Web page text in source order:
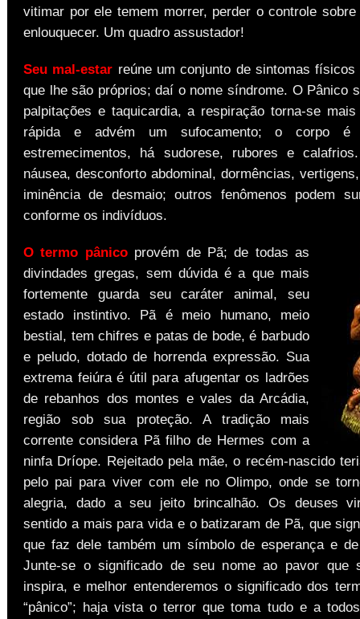
vitimar por ele temem morrer, perder o controle
enlouquecer. Um quadro assustador!
Seu mal-estar reúne um conjunto de sintomas físicos
que lhe são próprios; daí o nome síndrome. O Pânico
palpitações e taquicardia, a respiração torna-se
rápida e advém um sufocamento; o corpo é
estremecimentos, há sudorese, rubores e
náusea, desconforto abdominal, dormências,
iminência de desmaio; outros fenômenos podem
conforme os indivíduos.
O termo pânicoprovém de Pã; de todas as
divindades gregas, sem dúvida é a que mais
fortemente guarda seu caráter animal, seu
estado instintivo. Pã é meio humano, meio
bestial, tem chifres e patas de bode, é barbudo
e peludo, dotado de horrenda expressão. Sua
extrema feiúra é útil para afugentar os ladrões
de rebanhos dos montes e vales da Arcádia,
região sob sua proteção. A tradição mais
corrente considera Pã filho de Hermes com a
ninfa Dríope. Rejeitado pela mãe, o recém-nascido
pelo pai para viver com ele no Olimpo, onde se
alegria, dado a seu jeito brincalhão. Os deuses
sentido a mais para vida e o batizaram de Pã, que
que faz dele também um símbolo de esperança e
Junte-se o significado de seu nome ao pavor que
inspira, e melhor entenderemos o significado dos
“pânico”; haja vista o terror que toma tudo e a